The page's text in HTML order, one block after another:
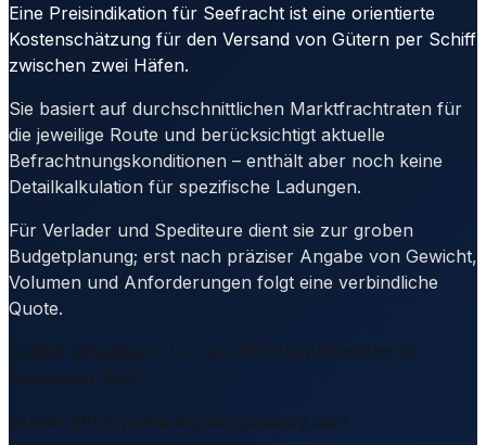
Eine Preisindikation für Seefracht ist eine orientierte
Kostenschätzung für den Versand von Gütern per Schiff
zwischen zwei Häfen.
Sie basiert auf durchschnittlichen Marktfrachtraten für
die jeweilige Route und berücksichtigt aktuelle
Befrachtnungskonditionen – enthält aber noch keine
Detailkalkulation für spezifische Ladungen.
Für Verlader und Spediteure dient sie zur groben
Budgetplanung; erst nach präziser Angabe von Gewicht,
Volumen und Anforderungen folgt eine verbindliche
Quote.
Zuletzt aktualisiert: 12. Juni 2026Veröffentlicht: 22.
November 2025
Quelle: https://www.logisticsglossary.com